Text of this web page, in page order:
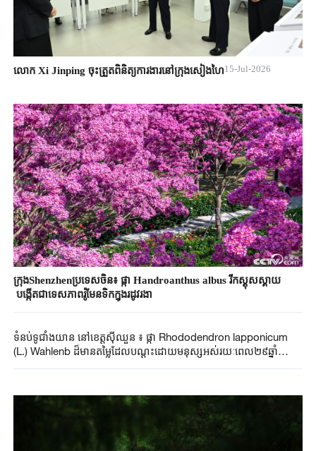
លោក Xi Jinping ចុះត្រួតពិនិត្យការងារនៅក្រុងសៀងហៃ15-Jul-2026
ក្រុងShenzhenប្រទេស​ចិន៖ ផ្កា ​Handroanthus albus រីកស្គុសស្គាយ​
បង្កើតជា​ទេសភាព​រ៉ូមែនទិក​ក្នុង​រដូវរងា
ទំនប់ទូជាំងយាន នៅខេត្តស៊ីឈួន ៖ ផ្កា Rhododendron lapponicum
(L.) Wahlenb ដ៏មានតម្លៃដែលបណ្តុះដោយមនុស្សអស់រយៈពេល២៩ឆ្នាំ